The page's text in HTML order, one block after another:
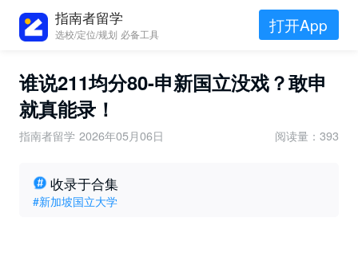
指南者留学
选校/定位/规划 必备工具 打开App
谁说211均分80-申新国立没戏？敢申
就真能录！
指南者留学 2026年05月06日 阅读量：393
收录于合集
#新加坡国立大学